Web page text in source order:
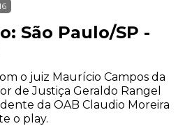
São Paulo/SP -
o juiz Maurício Campos da
de Justiça Geraldo Rangel
da OAB Claudio Moreira
o play.